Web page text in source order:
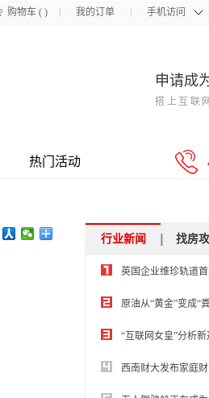
我的订单 手机访问
购物车 ( )
申请成
搭上互联
热门活动
行业新闻 找房
原油从“黄金”变成“